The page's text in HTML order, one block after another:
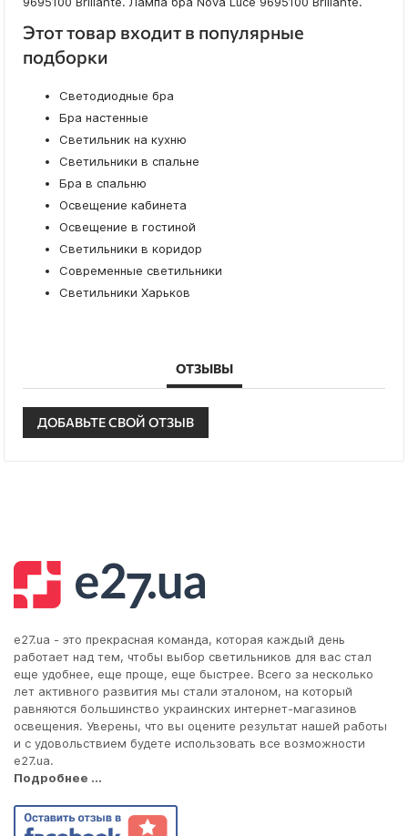
Этот товар входит в популярные
подборки
Светодиодные бра
Бра настенные
Светильник на кухню
Светильники в спальне
Бра в спальню
Освещение кабинета
Освещение в гостиной
Светильники в коридор
Современные светильники
Светильники Харьков
ОТЗЫВЫ
ДОБАВЬТЕ СВОЙ ОТЗЫВ
e27.ua - это прекрасная команда, которая каждый день
работает над тем, чтобы выбор светильников для вас стал
еще удобнее, еще проще, еще быстрее. Всего за несколько
лет активного развития мы стали эталоном, на который
равняются большинство украинских интернет-магазинов
освещения. Уверены, что вы оцените результат нашей работы
и с удовольствием будете использовать все возможности
e27.ua.
Подробнее ...